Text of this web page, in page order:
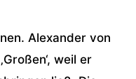
Alexander von
weil er